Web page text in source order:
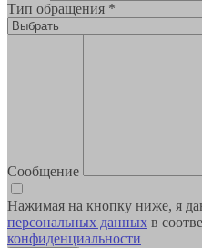
Тип обращения *
Сообщение
Нажимая на кнопку ниже, я
персональных данных в
конфиденциальности